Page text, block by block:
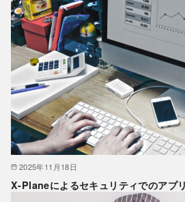
2025年11月18日
X-Planeによるセキュリティでのアプ